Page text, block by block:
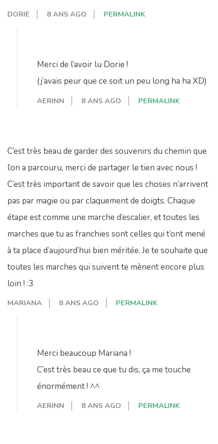
DORIE 8 ANS AGO PERMALINK
Merci de l’avoir lu Dorie !
(j’avais peur que ce soit un peu long ha ha XD)
AERINN 8 ANS AGO PERMALINK
C’est très beau de garder des souvenirs du chemin que
l’on a parcouru, merci de partager le tien avec nous !
C’est très important de savoir que les choses n’arrivent
pas par magie ou par claquement de doigts. Chaque
étape est comme une marche d’escalier, et toutes les
marches que tu as franchies sont celles qui t’ont mené
à ta place d’aujourd’hui bien méritée. Je te souhaite que
toutes les marches qui suivent te mènent encore plus
loin ! :3
MARIANA 8 ANS AGO PERMALINK
Merci beaucoup Mariana !
C’est très beau ce que tu dis, ça me touche
énormément ! ^^
AERINN 8 ANS AGO PERMALINK